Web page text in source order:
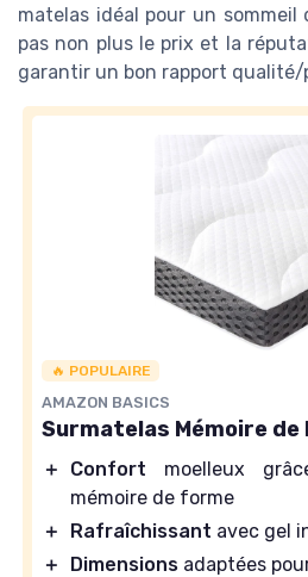
matelas idéal pour un sommeil
pas non plus le prix et la
garantir un bon rapport qualité/
🔥 POPULAIRE
AMAZON BASICS
Surmatelas Mémoire
＋ Confort moelleux
mémoire de forme
＋
Rafraîchissant avec gel
＋
Dimensions adaptées